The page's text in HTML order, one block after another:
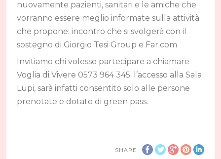
nuovamente pazienti, sanitari e le amiche che
vorranno essere meglio informate sulla attività
che propone: incontro che si svolgerà con il
sostegno di Giorgio Tesi Group e Far.com
Invitiamo chi volesse partecipare a chiamare
Voglia di Vivere 0573 964 345: l’accesso alla Sala
Lupi, sarà infatti consentito solo alle persone
prenotate e dotate di green pass.
SHARE